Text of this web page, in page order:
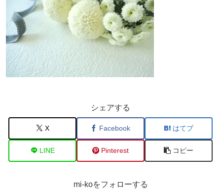
シェアする
X Facebook はてブ
LINE Pinterest コピー
mi-koをフォローする